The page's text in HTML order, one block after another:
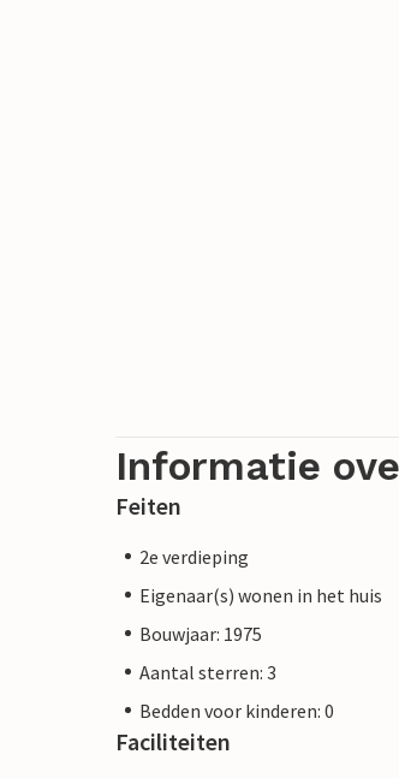
Informatie
Feiten
2e verdieping
Eigenaar(s) wonen in het huis
Bouwjaar: 1975
Aantal sterren: 3
Bedden voor kinderen: 0
Faciliteiten